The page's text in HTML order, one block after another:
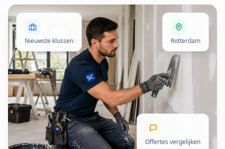
Nieuwste klussen Rotterdam
Offertes vergelijken